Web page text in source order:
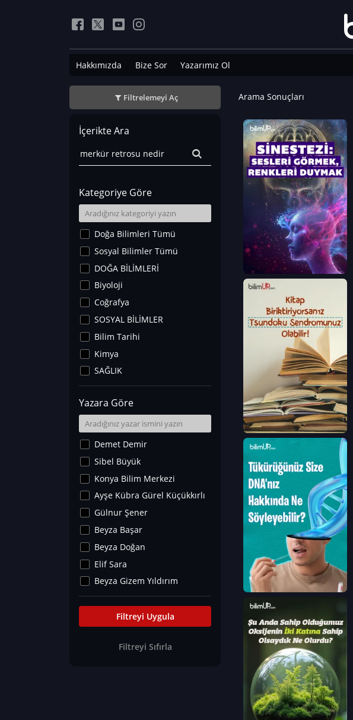
Hakkımızda Bize Sor Yazarımız Ol
Filtrelemeyi Aç
İçerikte Ara
Kategoriye Göre
Doğa Bilimleri Tümü
Sosyal Bilimler Tümü
DOĞA BİLİMLERİ
Biyoloji
Coğrafya
SOSYAL BİLİMLER
Bilim Tarihi
Kimya
SAĞLIK
Sanat Tarihi
Fizik
Yer Bilimleri
Astronomi ve Uzay
Noroloji
Matematik
Teknoloji
İklim Değişikliği
Arkeoloji
Kültür&Sanat
Yaşam Tavsiyeleri
Merakoloji
Eğitim Bilimleri
Yazara Göre
Demet Demir
Sibel Büyük
Konya Bilim Merkezi
Ayşe Kübra Gürel Küçükkırlı
Gülnur Şener
Beyza Başar
Beyza Doğan
Elif Sara
Beyza Gizem Yıldırım
İlknur İyigökler
Büşra Elif Kıvrak
Can TORUN
Filtreyi Uygula
Filtreyi Sıfırla
Arama Sonuçları